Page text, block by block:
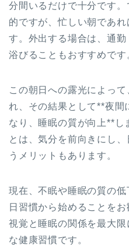
分間いるだけで十分です
的ですが、忙しい朝であ
す。外出する場合は、通
浴びることもおすすめです
この朝日への露光によっ
れ、その結果として**夜間
なり、睡眠の質が向上**し
とは、気分を前向きにし
うメリットもあります。
現在、不眠や睡眠の質の
日習慣から始めることを
視覚と睡眠の関係を最大
な健康習慣です。